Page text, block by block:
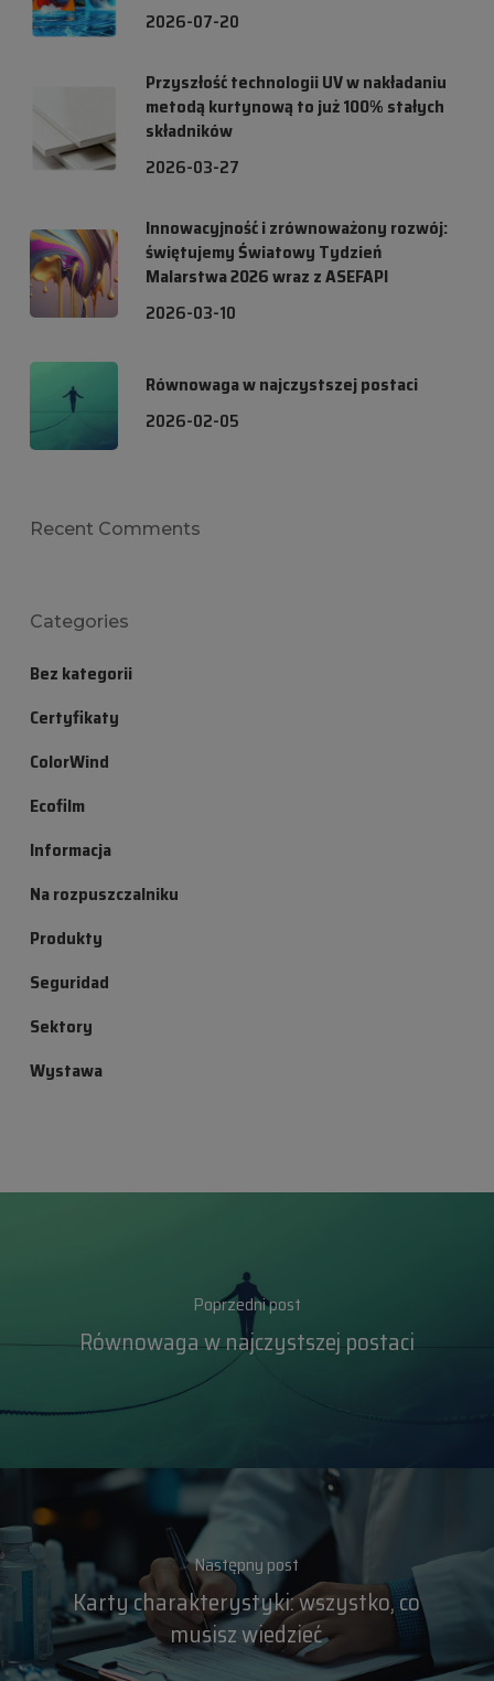
2026-07-20
Przyszłość technologii UV w nakładaniu
metodą kurtynową to już 100% stałych
składników
2026-03-27
Innowacyjność i zrównoważony rozwój:
świętujemy Światowy Tydzień
Malarstwa 2026 wraz z ASEFAPI
2026-03-10
Równowaga w najczystszej postaci
2026-02-05
Recent Comments
Categories
Bez kategorii
Certyfikaty
ColorWind
Ecofilm
Informacja
Na rozpuszczalniku
Produkty
Seguridad
Sektory
Wystawa
Poprzedni post
Równowaga w najczystszej postaci
Następny post
Karty charakterystyki: wszystko, co
musisz wiedzieć